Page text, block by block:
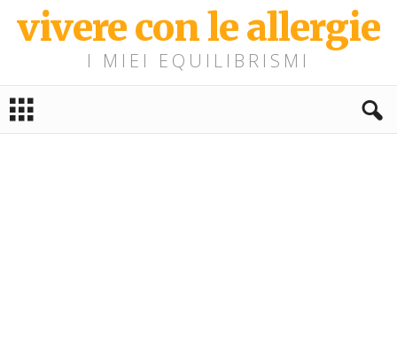
vivere con le allergie
I MIEI EQUILIBRISMI